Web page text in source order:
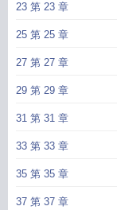
23 第 23 章
25 第 25 章
27 第 27 章
29 第 29 章
31 第 31 章
33 第 33 章
35 第 35 章
37 第 37 章